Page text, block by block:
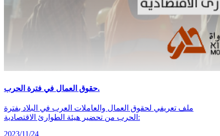
حقوق العمال في فترة الحرب.
ملف تعريفي لحقوق العمال والعاملات العرب في البلاد بفترة
الحرب من تحضير هيئة الطوارئ الاقتصادية:
2023/11/24